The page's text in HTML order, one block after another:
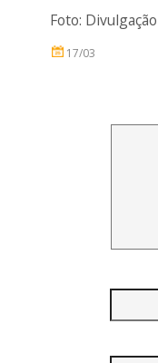
Foto: Divulgação
17/03